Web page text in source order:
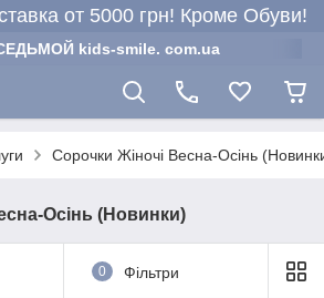
от 5000 грн! Кроме Обуви!
kids-smile. com.ua
Сорочки Жіночі Весна-Осінь
Осінь (Новинки)
0 Фільтри